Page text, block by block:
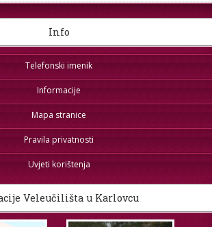
Info
Telefonski imenik
Informacije
Mapa stranice
Pravila privatnosti
Uvjeti korištenja
Veleučilišta u Karlovcu